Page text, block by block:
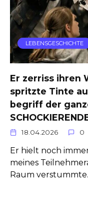
LEBENSGESCHICHTE
Er zerriss ihren
spritzte Tinte
begriff der
18.04.2026 0
Er hielt noch
meines
Raum